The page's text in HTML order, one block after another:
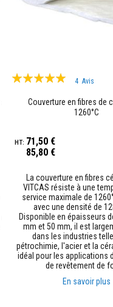
Évaluation:
4Avis
Couverture en fibres de
1260°C
85,80 €
71,50 €
La couverture en fibres
VITCAS résiste à une
service maximale de
avec une densité de
Disponible en épaisseurs
mm et 50 mm, il est
dans les industries
pétrochimie, l'acier et la
idéal pour les applications
de revêtement de
En savoir plus